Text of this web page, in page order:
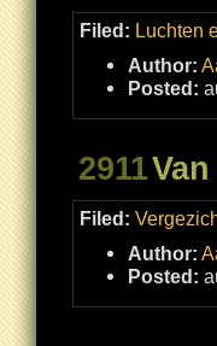
Filed: Luchten
Author:
Posted:
2911
Filed:
Author:
Posted: